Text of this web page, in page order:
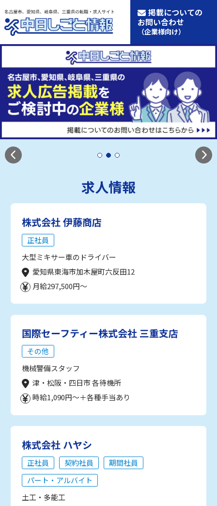
掲載についての
お問い合わせ
（企業様向け）
求人情報
株式会社 伊藤商店
正社員
大型ミキサー車のドライバー
愛知県東海市加木屋町六反田12
月給297,500円～
国際セーフティー株式会社 三重支店
その他
機械警備スタッフ
津・松阪・四日市 各待機所
時給1,090円～＋各種手当あり
株式会社 ハヤシ
正社員 契約社員
期間社員
パート・アルバイト
土工・多能工